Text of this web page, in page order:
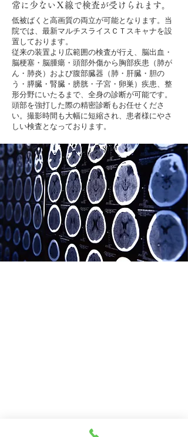
常に少ないＸ線で検査が受けられます。
低被ばくと高画質の両立が可能となります。当
院では、最新マルチスライスＣＴスキャナを設
置しております。
従来の装置より広範囲の検査が行え、脳出血・
脳梗塞・脳腫瘍・頭部外傷から胸部疾患（肺が
ん・肺炎）および腹部臓器（肺・肝臓・胆の
う・膵臓・腎臓・膀胱・子宮・卵巣）疾患、整
形分野にいたるまで、全身の診断が可能です。
頭部を強打した際の精密診断もお任せくださ
い。撮影時間も大幅に短縮され、患者様にやさ
しい検査となっております。